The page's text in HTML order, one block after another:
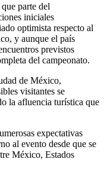
parte del
iniciales
optimista respecto al
y aunque el país
previstos
del campeonato.
de México,
visitantes se
la afluencia turística que
expectativas
al evento desde que se
México, Estados